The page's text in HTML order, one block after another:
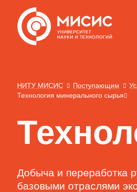
НИТУ МИСИС Поступающим
Технология минерального сырья
Добыча и переработка
базовыми отраслями